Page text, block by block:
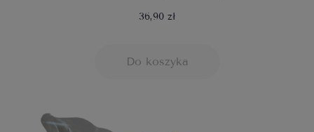
36,90 zł
Do koszyka